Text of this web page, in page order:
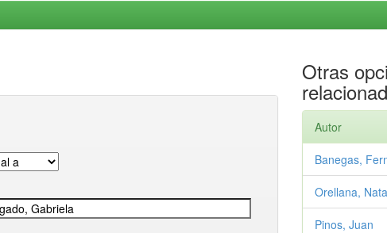
Otras
Autor
Banegas,
Orellana,
Pinos, Juan